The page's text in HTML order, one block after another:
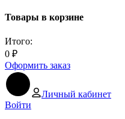
Товары в корзине
Итого:
0 ₽
Оформить заказ
Личный кабинет
Войти